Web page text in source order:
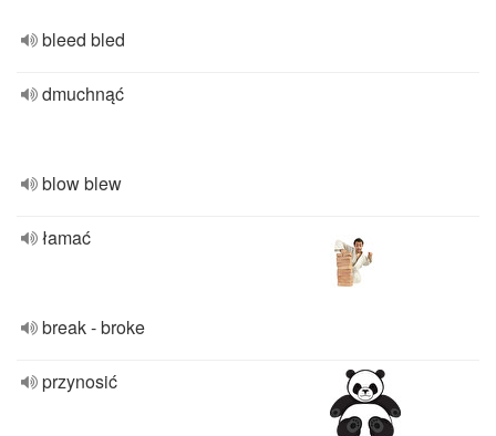
bleed bled
dmuchnąć
blow blew
łamać
break - broke
przynosić